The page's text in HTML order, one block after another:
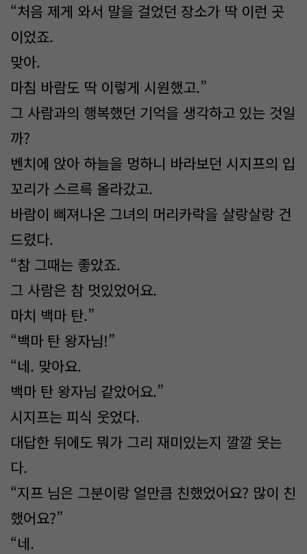
“처음 제게 와서 말을 걸었던 장소가 딱 이런 곳
이었죠.
맞아.
마침 바람도 딱 이렇게 시원했고.”
그 사람과의 행복했던 기억을 생각하고 있는 것일
까?
벤치에 앉아 하늘을 멍하니 바라보던 시지프의 입
꼬리가 스르륵 올라갔고.
바람이 삐져나온 그녀의 머리카락을 살랑살랑 건
드렸다.
“참 그때는 좋았죠.
그 사람은 참 멋있었어요.
마치 백마 탄.”
“백마 탄 왕자님!”
“네. 맞아요.
백마 탄 왕자님 같았어요.”
시지프는 피식 웃었다.
대답한 뒤에도 뭐가 그리 재미있는지 깔깔 웃는
다.
“지프 님은 그분이랑 얼만큼 친했었어요? 많이 친
했어요?”
“네.